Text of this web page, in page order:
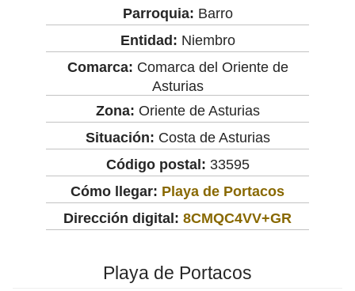
Parroquia: Barro
Entidad: Niembro
Comarca: Comarca del Oriente de
Asturias
Zona: Oriente de Asturias
Situación: Costa de Asturias
Código postal: 33595
Cómo llegar: Playa de Portacos
Dirección digital: 8CMQC4VV+GR
Playa de Portacos